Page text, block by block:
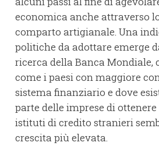
economica anche attraverso
comparto artigianale. Una
politiche da adottare emerge
ricerca della Banca Mondiale,
come i paesi con maggiore
sistema finanziario e dove
parte delle imprese di
istituti di credito stranieri
crescita più elevata.